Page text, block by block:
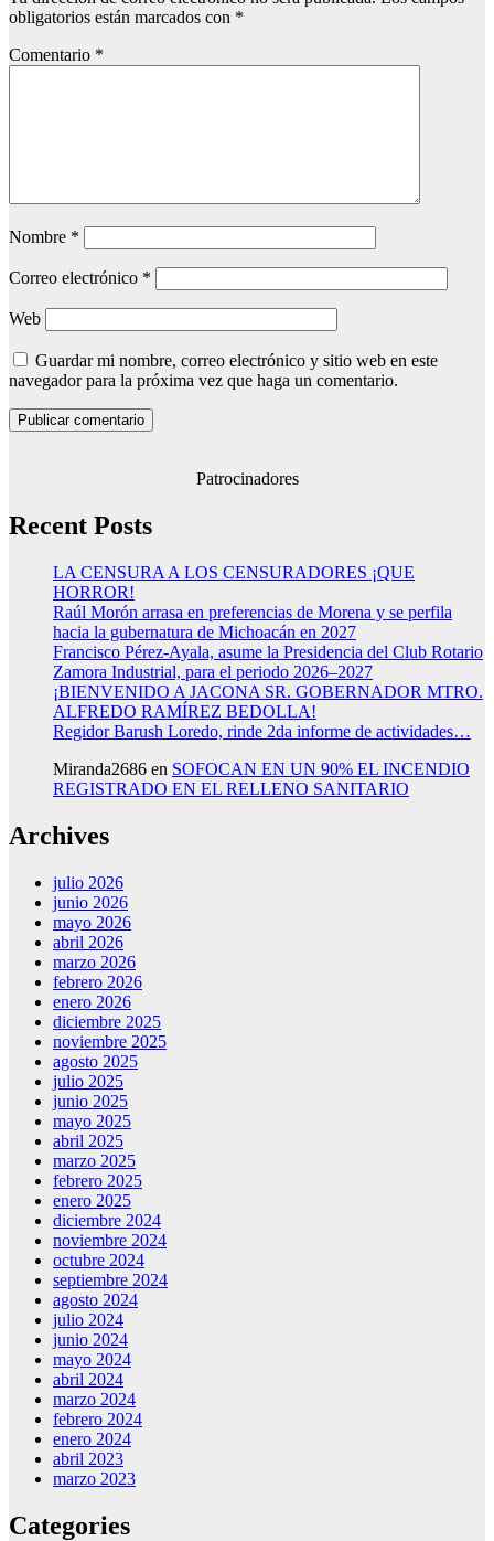
obligatorios están marcados con *
Comentario *
Nombre *
Correo electrónico *
Web
Guardar mi nombre, correo electrónico y sitio web en este
navegador para la próxima vez que haga un comentario.
Patrocinadores
Recent Posts
LA CENSURA A LOS CENSURADORES ¡QUE
HORROR!
Raúl Morón arrasa en preferencias de Morena y se perfila
hacia la gubernatura de Michoacán en 2027
Francisco Pérez-Ayala, asume la Presidencia del Club Rotario
Zamora Industrial, para el periodo 2026–2027
¡BIENVENIDO A JACONA SR. GOBERNADOR MTRO.
ALFREDO RAMÍREZ BEDOLLA!
Regidor Barush Loredo, rinde 2da informe de actividades…
Miranda2686 en SOFOCAN EN UN 90% EL INCENDIO
REGISTRADO EN EL RELLENO SANITARIO
Archives
julio 2026
junio 2026
mayo 2026
abril 2026
marzo 2026
febrero 2026
enero 2026
diciembre 2025
noviembre 2025
agosto 2025
julio 2025
junio 2025
mayo 2025
abril 2025
marzo 2025
febrero 2025
enero 2025
diciembre 2024
noviembre 2024
octubre 2024
septiembre 2024
agosto 2024
julio 2024
junio 2024
mayo 2024
abril 2024
marzo 2024
febrero 2024
enero 2024
abril 2023
marzo 2023
Categories